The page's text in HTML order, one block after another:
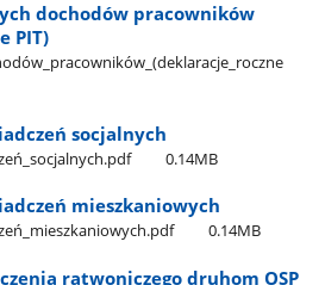
dochodów pracowników
PIT)
socjalnych
0.14MB
mieszkaniowych
0.14MB
ratwoniczego druhom OSP